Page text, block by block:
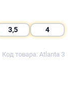
Код товара: Atlanta 3
3,5 4